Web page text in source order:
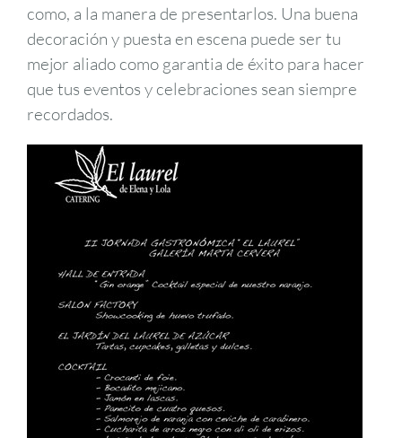
como, a la manera de presentarlos. Una buena
decoración y puesta en escena puede ser tu
mejor aliado como garantia de éxito para hacer
que tus eventos y celebraciones sean siempre
recordados.